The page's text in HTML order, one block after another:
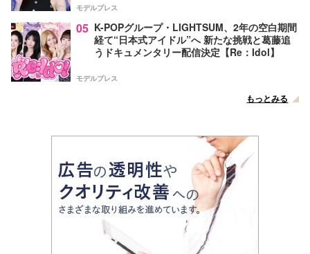
モデルプレス
05 K-POPグループ・LIGHTSUM、2年の空白期間
経て“日本式アイドル”へ 新たな挑戦と葛藤追
うドキュメンタリー配信決定【Re：Idol】
モデルプレス
もっとみる